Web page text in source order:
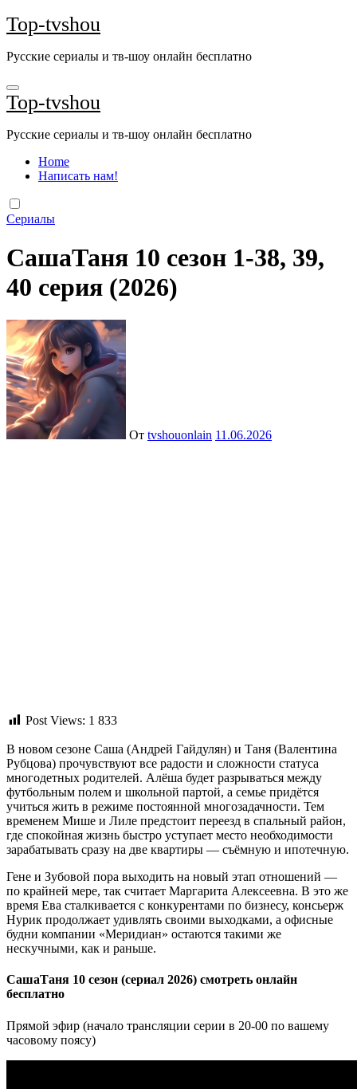
Перейти
к
Top-tvshou
Русские сериалы и тв-шоу онлайн бесплатно
Top-tvshou
Русские сериалы и тв-шоу онлайн бесплатно
Home
Написать нам!
Сериалы
СашаТаня 10 сезон 1-38, 39,
40 серия (2026)
От tvshouonlain 11.06.2026
Post Views: 1 833
В новом сезоне Саша (Андрей Гайдулян) и Таня (Валентина
Рубцова) прочувствуют все радости и сложности статуса
многодетных родителей. Алёша будет разрываться между
футбольным полем и школьной партой, а семье придётся
учиться жить в режиме постоянной многозадачности. Тем
временем Мише и Лиле предстоит переезд в спальный район,
где спокойная жизнь быстро уступает место необходимости
зарабатывать сразу на две квартиры — съёмную и ипотечную.
Гене и Зубовой пора выходить на новый этап отношений —
по крайней мере, так считает Маргарита Алексеевна. В это же
время Ева сталкивается с конкурентами по бизнесу, консьерж
Нурик продолжает удивлять своими выходками, а офисные
будни компании «Меридиан» остаются такими же
нескучными, как и раньше.
СашаТаня 10 сезон (сериал 2026) смотреть онлайн
бесплатно
Прямой эфир (начало трансляции серии в 20-00 по вашему
часовому поясу)